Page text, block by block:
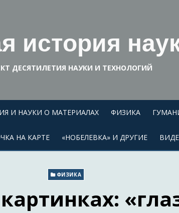
история
ДЕСЯТИЛЕТИЯ НАУКИ И ТЕХНОЛОГИЙ
И НАУКИ О МАТЕРИАЛАХ ФИЗИКА
НА КАРТЕ «НОБЕЛЕВКА» И ДРУГИЕ
ФИЗИКА